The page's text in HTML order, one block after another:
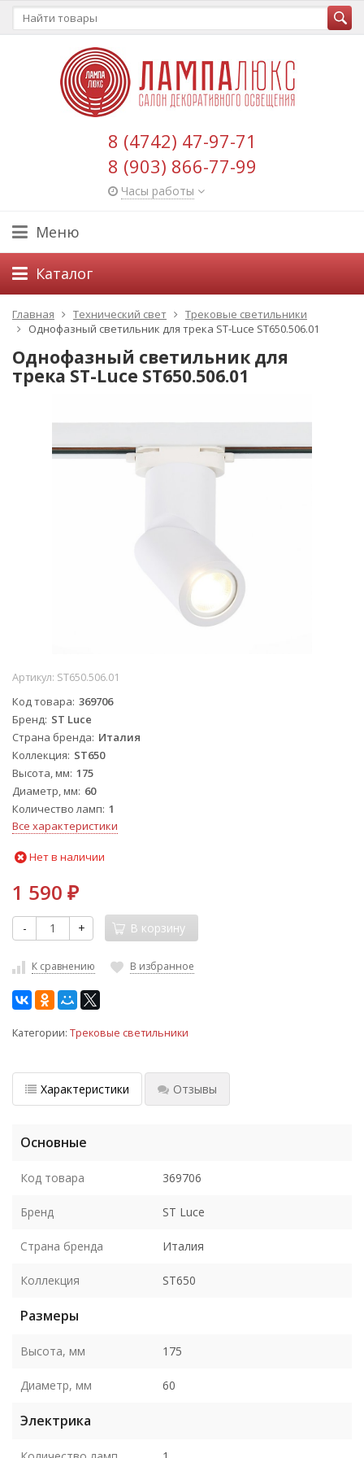
8 (4742) 47-97-71
8 (903) 866-77-99
Часы работы
Меню
Каталог
Главная Технический свет
Трековые светильники
Однофазный светильник для трека ST-Luce ST650.506.01
Однофазный светильник для
трека ST-Luce ST650.506.01
Артикул: ST650.506.01
Код товара 369706
Бренд ST Luce
Страна бренда Италия
Коллекция ST650
Высота, мм 175
Диаметр, мм 60
Количество ламп 1
Все характеристики
Нет в наличии
1 590 ₽
- + В корзину
К сравнению В избранное
Категории: Трековые светильники
Характеристики Отзывы
Основные
Код товара 369706
Бренд ST Luce
Страна бренда Италия
Коллекция ST650
Размеры
Высота, мм 175
Диаметр, мм 60
Электрика